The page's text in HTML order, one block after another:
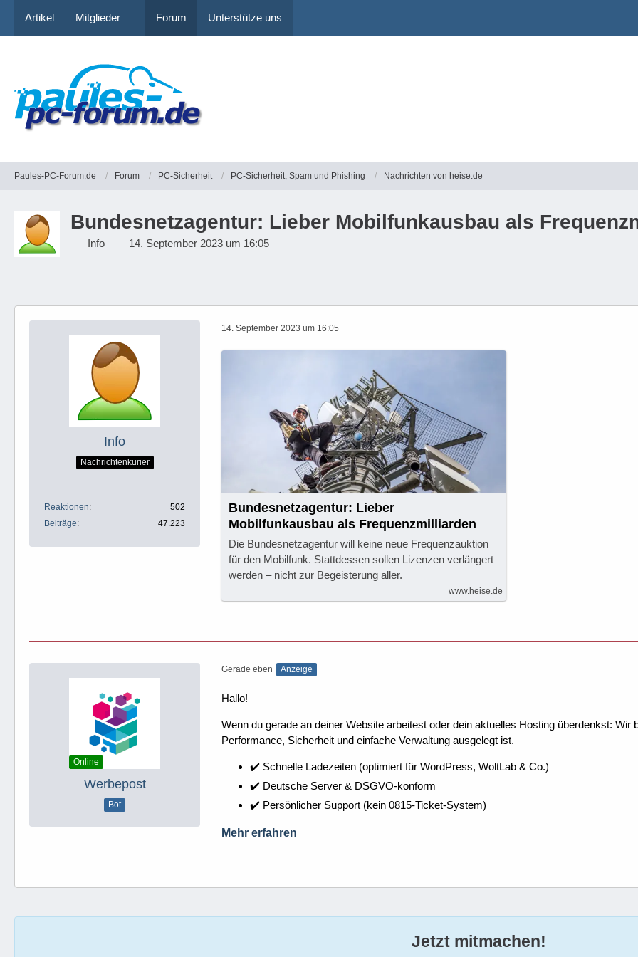
Artikel Mitglieder Forum Unterstütze uns
Paules-PC-Forum.de Forum PC-Sicherheit PC-Sicherheit, Spam und Phishing Nachrichten von heise.de
Bundesnetzagentur: Lieber Mobilfunkausbau als
Info 14. September 2023 um 16:05
Info
Nachrichtenkurier
Reaktionen
502
Beiträge
47.223
14. September 2023 um 16:05
Bundesnetzagentur: Lieber
Mobilfunkausbau als Frequenzmilliarden
Die Bundesnetzagentur will keine neue Frequenzauktion
für den Mobilfunk. Stattdessen sollen Lizenzen verlängert
werden – nicht zur Begeisterung aller.
www.heise.de
Online
Werbepost
Bot
Gerade eben Anzeige
Hallo!
Wenn du gerade an deiner Website arbeitest oder dein aktuelles Hosting überdenkst:
Performance, Sicherheit und einfache Verwaltung ausgelegt ist.
✔️ Schnelle Ladezeiten (optimiert für WordPress, WoltLab & Co.)
✔️ Deutsche Server & DSGVO-konform
✔️ Persönlicher Support (kein 0815-Ticket-System)
Mehr erfahren
Jetzt mitmachen!